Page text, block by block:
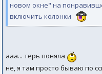
новом окне" на
включить колонки
ааа... терь поняла
не, я там просто бываю по